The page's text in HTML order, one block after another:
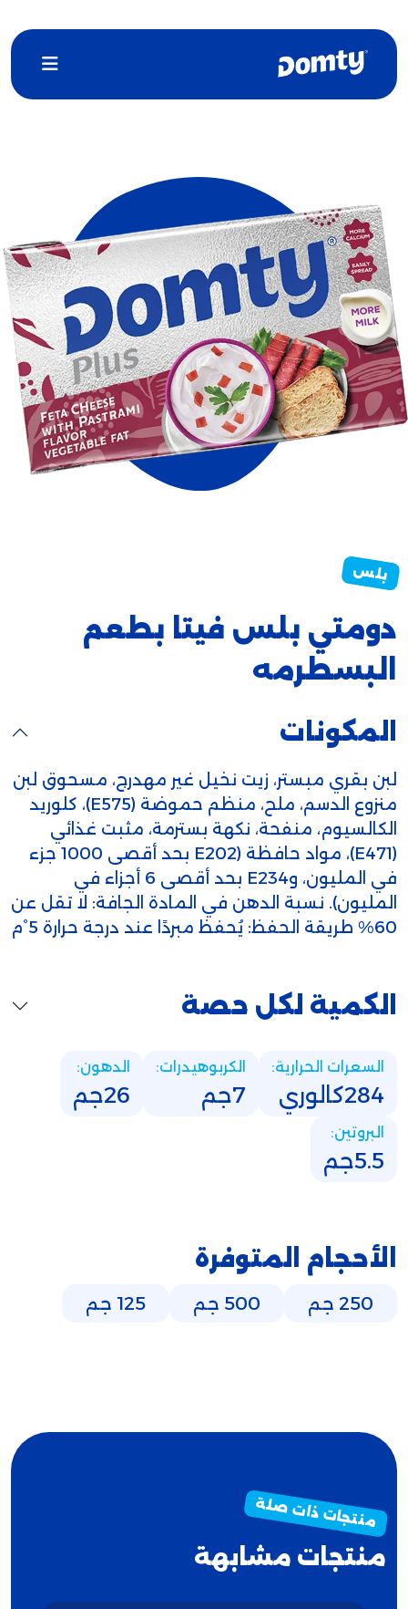
دومتي بلس فيتا بطعم
البسطرمه
المكونات
لبن بقري مبستر، زيت نخيل غير مهدرج، مسحوق لبن
منزوع الدسم، ملح، منظم حموضة (E575)، كلوريد
الكالسيوم، منفحة، نكهة بسترمة، مثبت غذائي
(E471)، مواد حافظة (E202 بحد أقصى 1000 جزء
في المليون، وE234 بحد أقصى 6 أجزاء في
المليون). نسبة الدهن في المادة الجافة: لا تقل عن
60% طريقة الحفظ: يُحفظ مبردًا عند درجة حرارة 5°م
الكمية لكل حصة
السعرات الحرارية:
284كالوري
الكربوهيدرات:
7جم
الدهون:
26جم
البروتين:
5.5جم
الأحجام المتوفرة
250 جم 500 جم 125 جم
منتجات مشابهة